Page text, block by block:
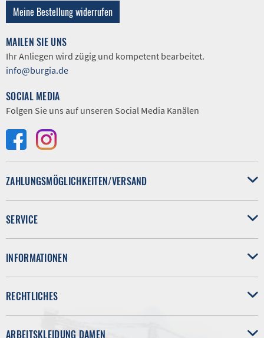
Meine Bestellung widerrufen
MAILEN SIE UNS
Ihr Anliegen wird zügig und kompetent bearbeitet.
info@burgia.de
SOCIAL MEDIA
Folgen Sie uns auf unseren Social Media Kanälen
ZAHLUNGSMÖGLICHKEITEN/VERSAND
SERVICE
INFORMATIONEN
RECHTLICHES
ARBEITSKLEIDUNG DAMEN